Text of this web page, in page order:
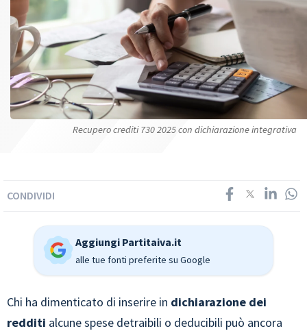
Recupero crediti 730 2025 con dichiarazione integrativa
CONDIVIDI
Aggiungi Partitaiva.it
alle tue fonti preferite su Google
Chi ha dimenticato di inserire in dichiarazione dei
redditi alcune spese detraibili o deducibili può ancora